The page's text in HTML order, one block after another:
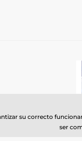
©
su correcto
ser